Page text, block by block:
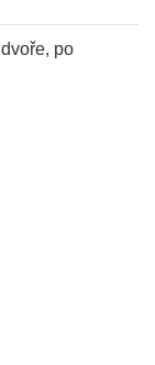
po